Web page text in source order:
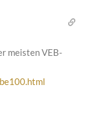
meisten VEB-